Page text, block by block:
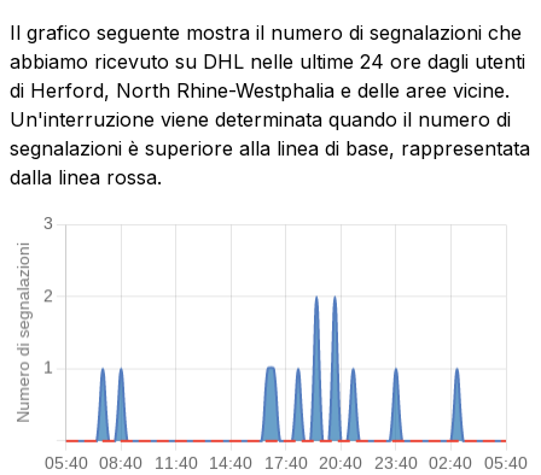
Il grafico seguente mostra il numero di segnalazioni che
abbiamo ricevuto su DHL nelle ultime 24 ore dagli utenti
di Herford, North Rhine-Westphalia e delle aree vicine.
Un'interruzione viene determinata quando il numero di
segnalazioni è superiore alla linea di base, rappresentata
dalla linea rossa.